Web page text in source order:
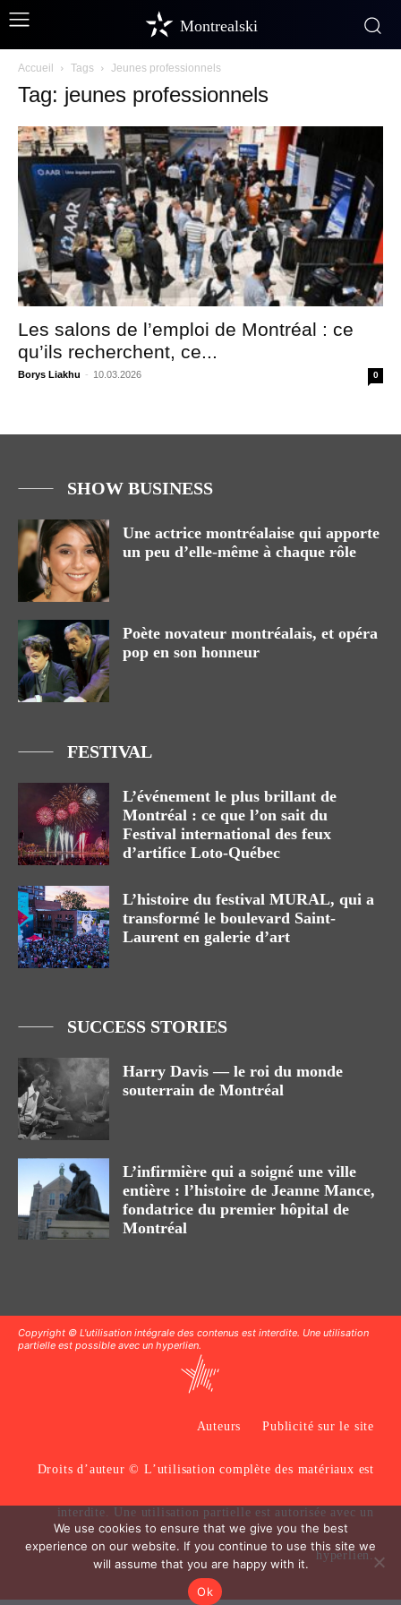
Montrealski
Accueil Tags Jeunes professionnels
Tag: jeunes professionnels
Les salons de l’emploi de Montréal : ce
qu’ils recherchent, ce...
Borys Liakhu - 10.03.2026 0
SHOW BUSINESS
Une actrice montréalaise qui apporte
un peu d’elle-même à chaque rôle
Poète novateur montréalais, et opéra
pop en son honneur
FESTIVAL
L’événement le plus brillant de
Montréal : ce que l’on sait du
Festival international des feux
d’artifice Loto-Québec
L’histoire du festival MURAL, qui a
transformé le boulevard Saint-
Laurent en galerie d’art
SUCCESS STORIES
Harry Davis — le roi du monde
souterrain de Montréal
L’infirmière qui a soigné une ville
entière : l’histoire de Jeanne Mance,
fondatrice du premier hôpital de
Montréal
Copyright © L'utilisation intégrale des contenus est interdite. Une utilisation
partielle est possible avec un hyperlien.
Auteurs Publicité sur le site
Droits d’auteur © L’utilisation complète des matériaux est
interdite. Une utilisation partielle est autorisée avec un
hyperlien.
We use cookies to ensure that we give you the best
experience on our website. If you continue to use this site we
will assume that you are happy with it.
Ok